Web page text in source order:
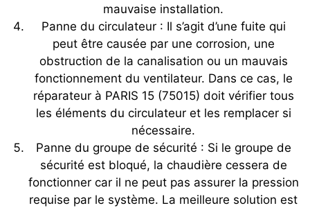
mauvaise installation.
Panne du circulateur : Il s’agit d’une fuite qui
peut être causée par une corrosion, une
obstruction de la canalisation ou un mauvais
fonctionnement du ventilateur. Dans ce cas, le
réparateur à PARIS 15 (75015) doit vérifier tous
les éléments du circulateur et les remplacer si
nécessaire.
Panne du groupe de sécurité : Si le groupe de
sécurité est bloqué, la chaudière cessera de
fonctionner car il ne peut pas assurer la pression
requise par le système. La meilleure solution est